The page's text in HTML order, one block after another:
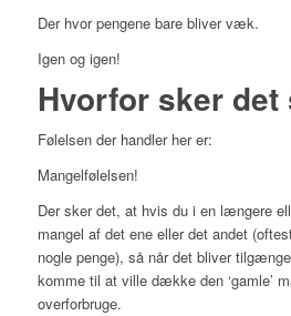
Der hvor pengene bare bliver væk.
Igen og igen!
Hvorfor sker det
Følelsen der handler her er:
Mangelfølelsen!
Der sker det, at hvis du i en længere
mangel af det ene eller det andet
nogle penge), så når det bliver
komme til at ville dække den ‘gamle’
overforbruge.